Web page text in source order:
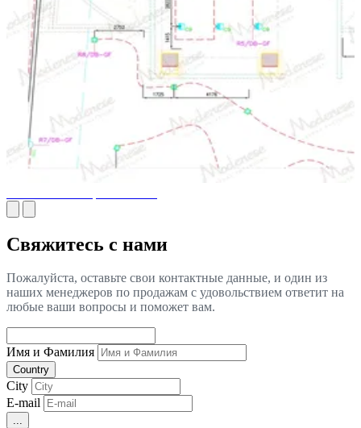
Свяжитесь с нами
Пожалуйста, оставьте свои контактные данные, и один из
наших менеджеров по продажам с удовольствием ответит на
любые ваши вопросы и поможет вам.
Имя и Фамилия
Country
City
E-mail
...